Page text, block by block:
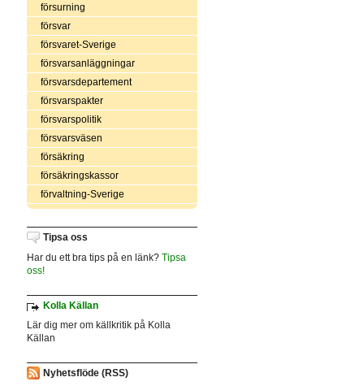
försurning
försvar
försvaret-Sverige
försvarsanläggningar
försvarsdepartement
försvarspakter
försvarspolitik
försvarsväsen
försäkring
försäkringskassor
förvaltning-Sverige
Tipsa oss
Har du ett bra tips på en länk? Tipsa
oss!
Kolla Källan
Lär dig mer om källkritik på Kolla
Källan
Nyhetsflöde (RSS)